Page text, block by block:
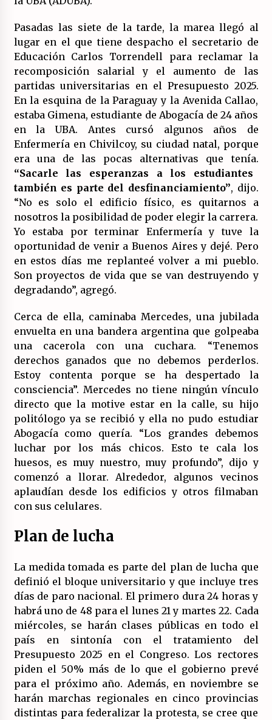
Pasadas las siete de la tarde, la marea llegó al
lugar en el que tiene despacho el secretario de
Educación Carlos Torrendell para reclamar la
recomposición salarial y el aumento de las
partidas universitarias en el Presupuesto 2025.
En la esquina de la Paraguay y la Avenida Callao,
estaba Gimena, estudiante de Abogacía de 24 años
en la UBA. Antes cursó algunos años de
Enfermería en Chivilcoy, su ciudad natal, porque
era una de las pocas alternativas que tenía.
“Sacarle las esperanzas a los estudiantes
también es parte del desfinanciamiento”, dijo.
“No es solo el edificio físico, es quitarnos a
nosotros la posibilidad de poder elegir la carrera.
Yo estaba por terminar Enfermería y tuve la
oportunidad de venir a Buenos Aires y dejé. Pero
en estos días me replanteé volver a mi pueblo.
Son proyectos de vida que se van destruyendo y
degradando”, agregó.
Cerca de ella, caminaba Mercedes, una jubilada
envuelta en una bandera argentina que golpeaba
una cacerola con una cuchara. “Tenemos
derechos ganados que no debemos perderlos.
Estoy contenta porque se ha despertado la
consciencia”. Mercedes no tiene ningún vínculo
directo que la motive estar en la calle, su hijo
politólogo ya se recibió y ella no pudo estudiar
Abogacía como quería. “Los grandes debemos
luchar por los más chicos. Esto te cala los
huesos, es muy nuestro, muy profundo”, dijo y
comenzó a llorar. Alrededor, algunos vecinos
aplaudían desde los edificios y otros filmaban
con sus celulares.
Plan de lucha
La medida tomada es parte del plan de lucha que
definió el bloque universitario y que incluye tres
días de paro nacional. El primero dura 24 horas y
habrá uno de 48 para el lunes 21 y martes 22. Cada
miércoles, se harán clases públicas en todo el
país en sintonía con el tratamiento del
Presupuesto 2025 en el Congreso. Los rectores
piden el 50% más de lo que el gobierno prevé
para el próximo año. Además, en noviembre se
harán marchas regionales en cinco provincias
distintas para federalizar la protesta, se cree que